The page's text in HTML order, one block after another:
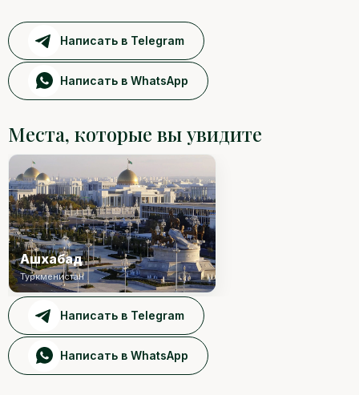
Написать в Telegram
Написать в WhatsApp
Места, которые вы увидите
Ашхабад
Туркменистан
Написать в Telegram
Написать в WhatsApp